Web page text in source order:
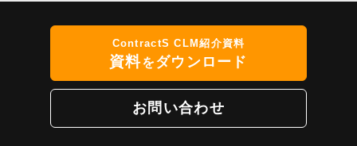
ContractS CLM紹介資料
資料をダウンロード
お問い合わせ